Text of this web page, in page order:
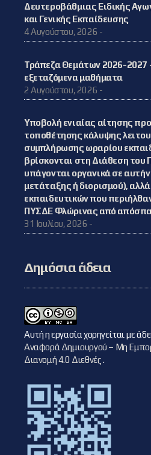
Δευτεροβάθμιας Ειδικής
και Γενικής Εκπαίδευσης
4 Αυγούστου, 2026 -
Τράπεζα Θεμάτων 2026-2027
εξεταζόμενα μαθήματα
2 Αυγούστου, 2026 -
Υποβολή ενιαίας αίτησης
τοποθέτησης κάλυψης
συμπλήρωσης ωραρίου
βρίσκονται στη Διάθεση
υπάγονται οργανικά σε
μετάταξης ή διορισμού),
εκπαιδευτικών που
ΠΥΣΔΕ Φλώρινας από
31 Ιουλίου, 2026 -
Δημόσια άδεια
Αυτή η εργασία χορηγείται με
Αναφορά Δημιουργού – Μη
Διανομή 4.0 Διεθνές.